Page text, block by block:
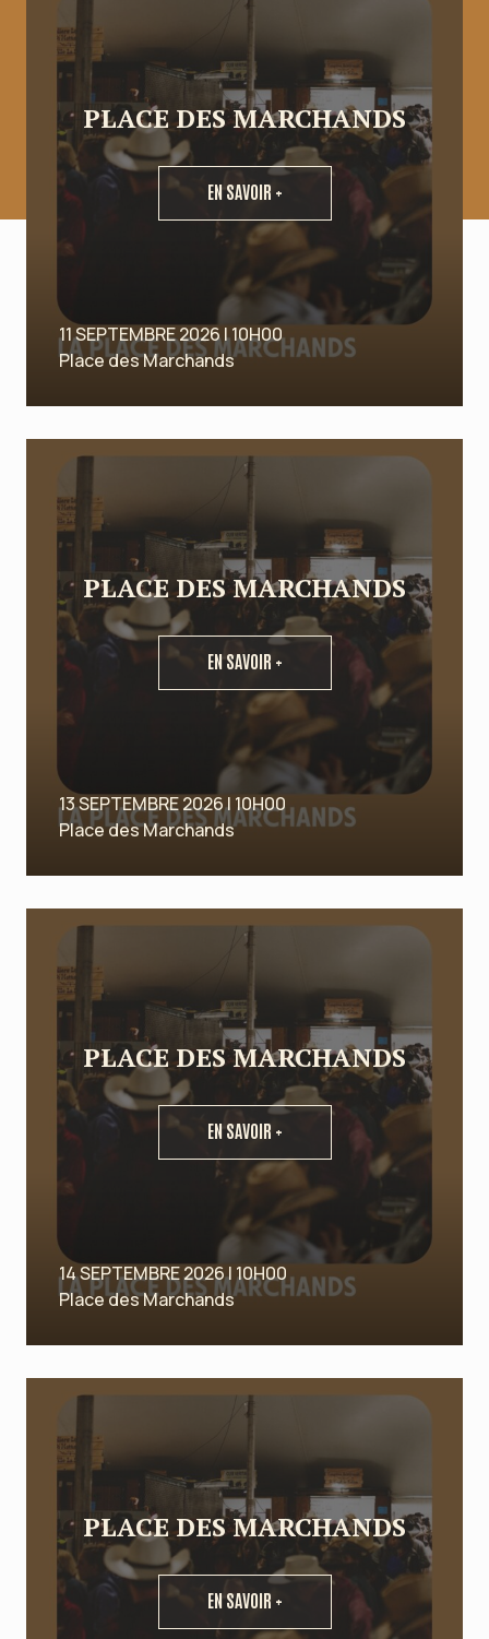
PLACE DES MARCHANDS
EN SAVOIR +
11 SEPTEMBRE 2026 | 10H00
Place des Marchands
PLACE DES MARCHANDS
EN SAVOIR +
13 SEPTEMBRE 2026 | 10H00
Place des Marchands
PLACE DES MARCHANDS
EN SAVOIR +
14 SEPTEMBRE 2026 | 10H00
Place des Marchands
PLACE DES MARCHANDS
EN SAVOIR +